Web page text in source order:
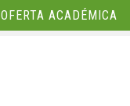
OFERTA ACADÉMICA